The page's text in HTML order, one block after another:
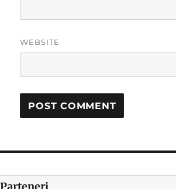
WEBSITE